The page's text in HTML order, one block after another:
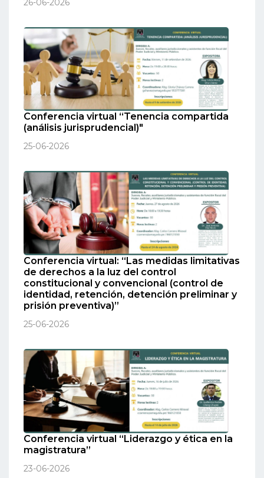
26-06-2026
Conferencia virtual “Tenencia compartida
(análisis jurisprudencial)"
25-06-2026
Conferencia virtual: “Las medidas limitativas
de derechos a la luz del control
constitucional y convencional (control de
identidad, retención, detención preliminar y
prisión preventiva)”
25-06-2026
Conferencia virtual “Liderazgo y ética en la
magistratura”
23-06-2026